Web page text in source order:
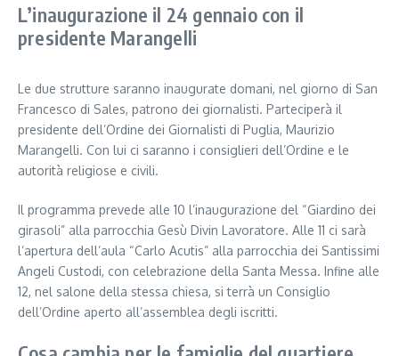
L’inaugurazione il 24 gennaio con il
presidente Marangelli
Le due strutture saranno inaugurate domani, nel giorno di San
Francesco di Sales, patrono dei giornalisti. Parteciperà il
presidente dell’Ordine dei Giornalisti di Puglia, Maurizio
Marangelli. Con lui ci saranno i consiglieri dell’Ordine e le
autorità religiose e civili.
Il programma prevede alle 10 l’inaugurazione del “Giardino dei
girasoli” alla parrocchia Gesù Divin Lavoratore. Alle 11 ci sarà
l’apertura dell’aula “Carlo Acutis” alla parrocchia dei Santissimi
Angeli Custodi, con celebrazione della Santa Messa. Infine alle
12, nel salone della stessa chiesa, si terrà un Consiglio
dell’Ordine aperto all’assemblea degli iscritti.